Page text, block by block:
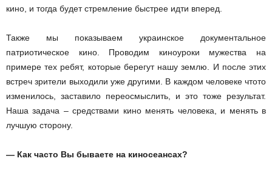
кино, и тогда будет стремление быстрее идти вперед.
Также мы показываем украинское документальное
патриотическое кино. Проводим киноуроки мужества на
примере тех ребят, которые берегут нашу землю. И после этих
встреч зрители выходили уже другими. В каждом человеке что­то
изменилось, заставило переосмыслить, и это тоже результат.
Наша задача – средствами кино менять человека, и менять в
лучшую сторону.
— Как часто Вы бываете на киносеансах?